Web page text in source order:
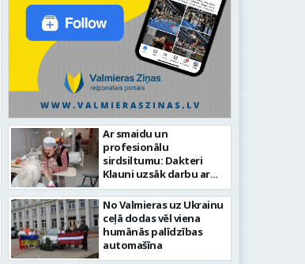
svētku gājiens 2026
Ar smaidu un
profesionālu
sirdsiltumu: Dakteri
Klauni uzsāk darbu ar
senioriem Vidzemes
slimnīcā
No Valmieras uz Ukrainu
ceļā dodas vēl viena
humānās palīdzības
automašīna